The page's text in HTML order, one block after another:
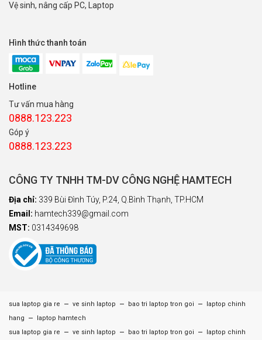
Vệ sinh, nâng cấp PC, Laptop
Hình thức thanh toán
Hotline
Tư vấn mua hàng
0888.123.223
Góp ý
0888.123.223
CÔNG TY TNHH TM-DV CÔNG NGHỆ HAMTECH
Địa chỉ: 339 Bùi Đình Túy, P.24, Q.Bình Thạnh, TP.HCM
Email: hamtech339@gmail.com
MST: 0314349698
sua laptop gia re – ve sinh laptop – bao tri laptop tron goi –
laptop chinh
hang
–
laptop hamtech
sua laptop gia re
– ve sinh laptop – bao tri laptop tron goi – laptop chinh